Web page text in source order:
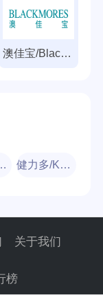
澳佳宝/Blackmores
健力多/KEYLID
关于我们
榜